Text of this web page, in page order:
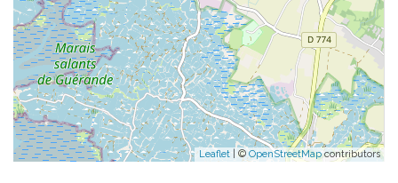
Leaflet | © OpenStreetMapcontributors